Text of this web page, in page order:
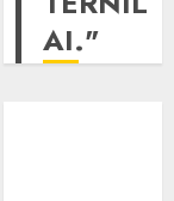
AI."